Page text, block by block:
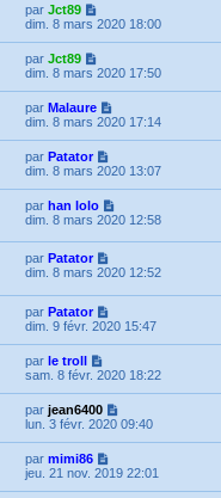
par Jct89
dim. 8 mars 2020 18:00
par Jct89
dim. 8 mars 2020 17:50
par Malaure
dim. 8 mars 2020 17:14
par Patator
dim. 8 mars 2020 13:07
par han lolo
dim. 8 mars 2020 12:58
par Patator
dim. 8 mars 2020 12:52
par Patator
dim. 9 févr. 2020 15:47
par le troll
sam. 8 févr. 2020 18:22
par jean6400
lun. 3 févr. 2020 09:40
par mimi86
jeu. 21 nov. 2019 22:01